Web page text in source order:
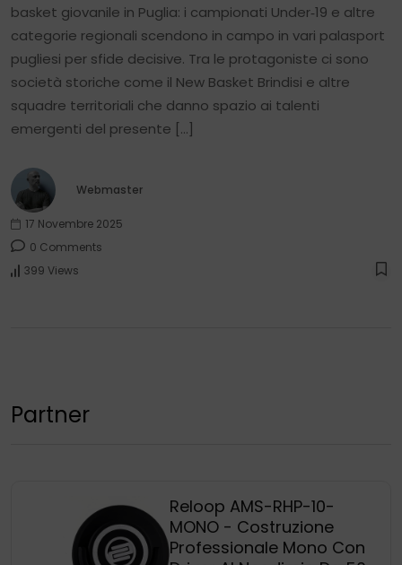
basket giovanile in Puglia: i campionati Under‑19 e altre
categorie regionali scendono in campo in vari palasport
pugliesi per sfide decisive. Tra le protagoniste ci sono
società storiche come il New Basket Brindisi e altre
squadre territoriali che danno spazio ai talenti
emergenti del presente […]
Webmaster
17 Novembre 2025
0 Comments
399 Views
Partner
Reloop AMS-RHP-10-
MONO - Costruzione
Professionale Mono Con